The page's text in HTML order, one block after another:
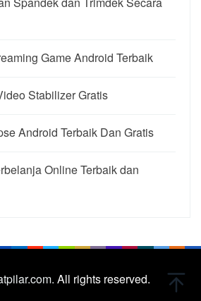
Game Android Terbaik
Stabilizer Gratis
Android Terbaik Dan Gratis
Online Terbaik dan
All rights reserved.